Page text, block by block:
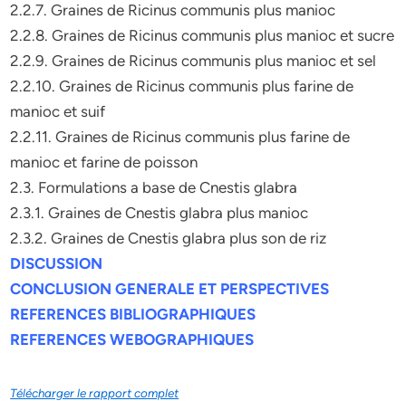
2.2.7. Graines de Ricinus communis plus manioc
2.2.8. Graines de Ricinus communis plus manioc et sucre
2.2.9. Graines de Ricinus communis plus manioc et sel
2.2.10. Graines de Ricinus communis plus farine de
manioc et suif
2.2.11. Graines de Ricinus communis plus farine de
manioc et farine de poisson
2.3. Formulations a base de Cnestis glabra
2.3.1. Graines de Cnestis glabra plus manioc
2.3.2. Graines de Cnestis glabra plus son de riz
DISCUSSION
CONCLUSION GENERALE ET PERSPECTIVES
REFERENCES BIBLIOGRAPHIQUES
REFERENCES WEBOGRAPHIQUES
Télécharger le rapport complet